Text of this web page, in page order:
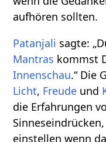
aufhören sollten.
Patanjali sagte:
Mantras kommst
Innenschau.“ Die
Licht, Freude und
die Erfahrungen
einstellen wenn